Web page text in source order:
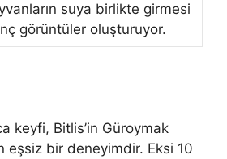
suya birlikte girmesi
görüntüler oluşturuyor.
keyfi, Bitlis’in Güroymak
eşsiz bir deneyimdir. Eksi 10